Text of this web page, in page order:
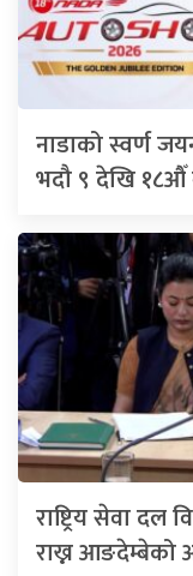
नाडाको स्वर्ण
भदौ ९ देखि १८औँ
राष्ट्रिय सेवा दल
राख्न आङदेम्बेको